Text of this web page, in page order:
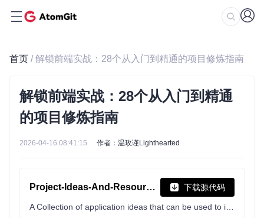
首页 / 解锁前端实战：28个从入门到精通的项目修炼指南
解锁前端实战：28个从入门到精通
的项目修炼指南
2026-04-16 08:41:15 作者：温玫谨Lighthearted
Project-Ideas-And-Resources 下载源代码